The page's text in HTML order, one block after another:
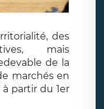
des
mais
de la
marchés en
partir du 1er